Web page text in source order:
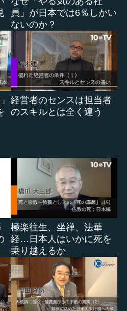
せていただいていますが、
ています。
いのですか。
以降しか分からないことです
者の時の話を漏れ聞いたとこ
にはそんなに変わらないと思
るのに対して私ばかりが年を
者が入ってきている状態を数
エル」状態で、あまり気づき
が）若者寄りの発想になっ
ことですか。
れませんが、中途半端という
ない」という先生のお話は非
ものであると見てしまうと、
なくなる可能性もありますよ
員」が日本では6％しかい
ないのか？
経営者のセンスは担当者
のスキルとは全く違う
極楽往生、坐禅、法華
経…日本人はいかに死を
乗り越えるか